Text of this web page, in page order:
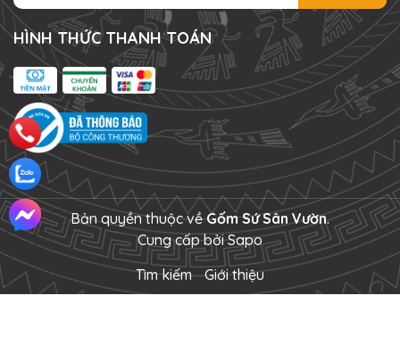
HÌNH THỨC THANH TOÁN
Bản quyền thuộc vềGốm Sứ Sân Vườn.
Cung cấp bởiSapo
Tìm kiếm
Giới thiệu